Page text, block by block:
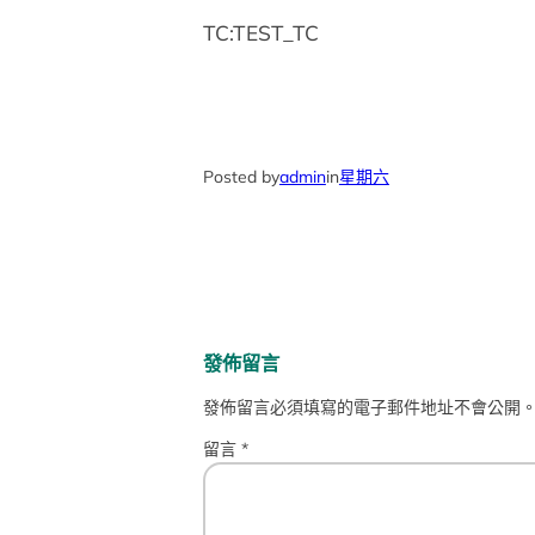
TC:TEST_TC
Posted byadminin星期六
發佈留言
發佈留言必須填寫的電子郵件地址不會公開。
留言 *